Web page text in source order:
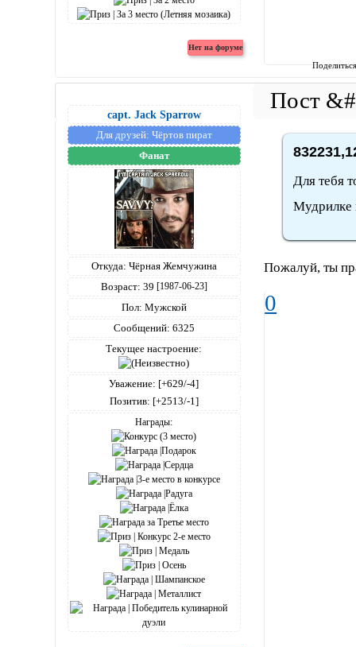
capt. Jack Sparrow
Для друзей: Чёртов пират
Фанат
Откуда: Чёрная Жемчужина
Возраст: 39 [1987-06-23]
Пол: Мужской
Сообщений: 6325
Текущее настроение:
Уважение: [+629/-4]
Позитив: [+2513/-1]
Награды:
Для тебя
Мудрилке
Пожалуй, ты
0